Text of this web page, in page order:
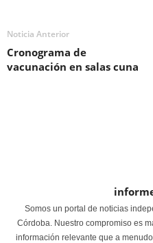
Noticia Anterior
Cronograma de
vacunación en salas cuna
Somos un portal de noticias
Córdoba. Nuestro compromiso es
información relevante que a